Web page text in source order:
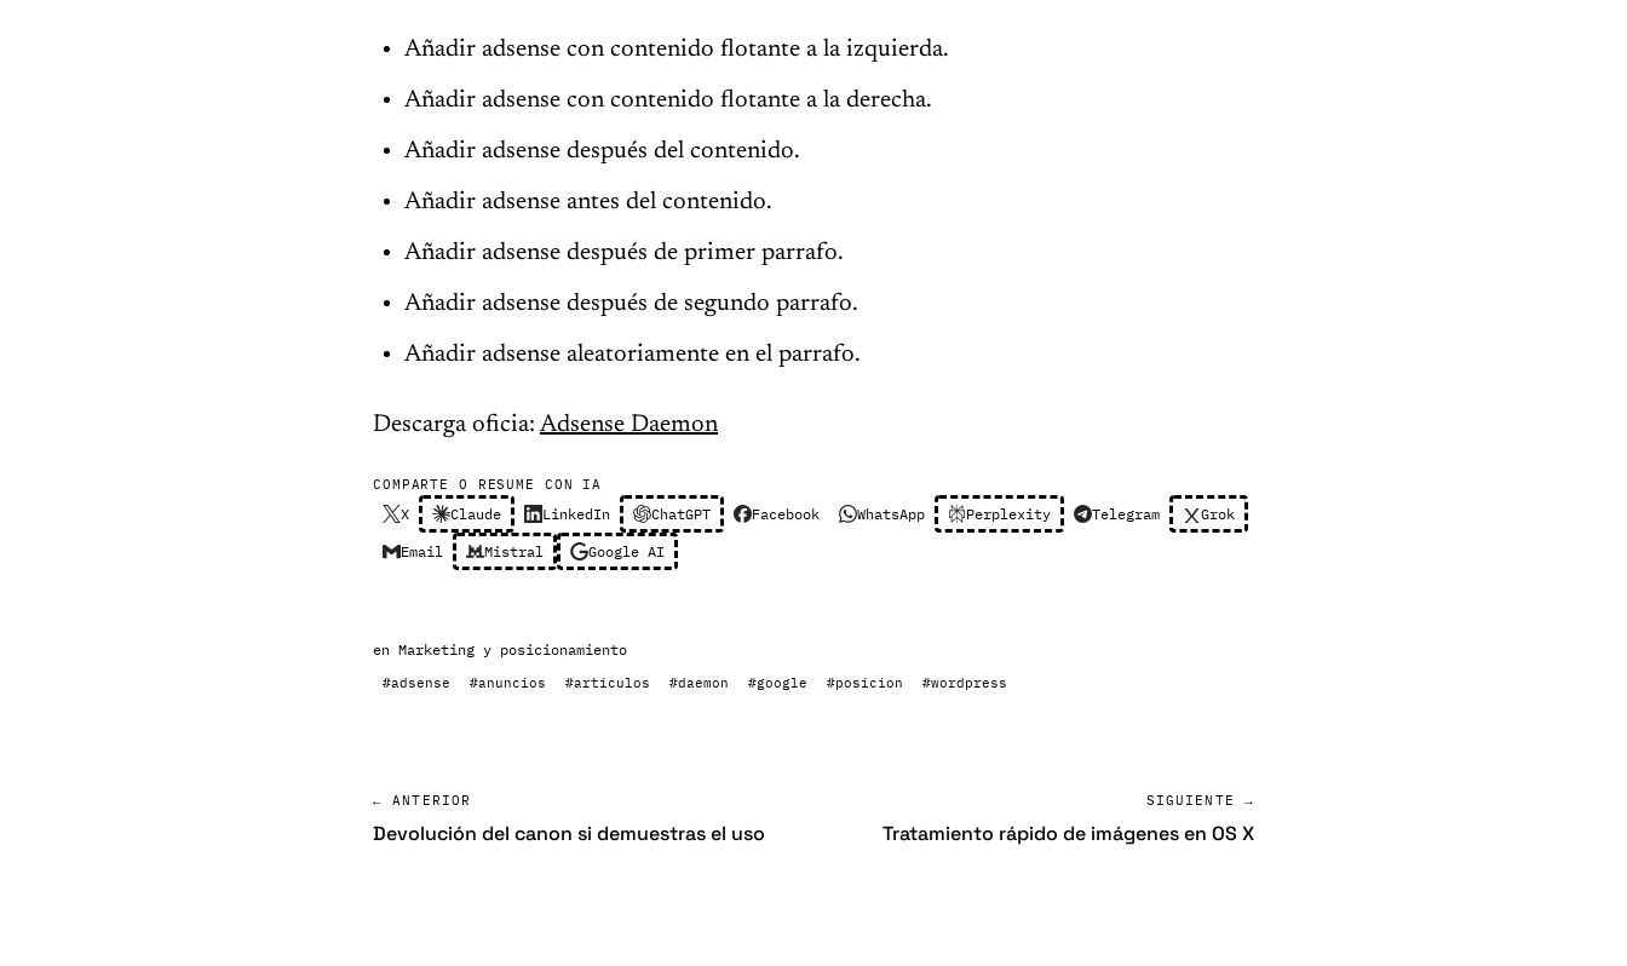
Añadir adsense con contenido flotante a la izquierda.
Añadir adsense con contenido flotante a la derecha.
Añadir adsense después del contenido.
Añadir adsense antes del contenido.
Añadir adsense después de primer parrafo.
Añadir adsense después de segundo parrafo.
Añadir adsense aleatoriamente en el parrafo.
Descarga oficia: Adsense Daemon
COMPARTE O RESUME CON IA
X Claude LinkedIn ChatGPT Facebook WhatsApp Perplexity Telegram Grok
Email Mistral Google AI
en Marketing y posicionamiento
#adsense #anuncios #articulos #daemon #google #posicion #wordpress
← ANTERIOR
Devolución del canon si demuestras el uso
SIGUIENTE →
Tratamiento rápido de imágenes en OS X